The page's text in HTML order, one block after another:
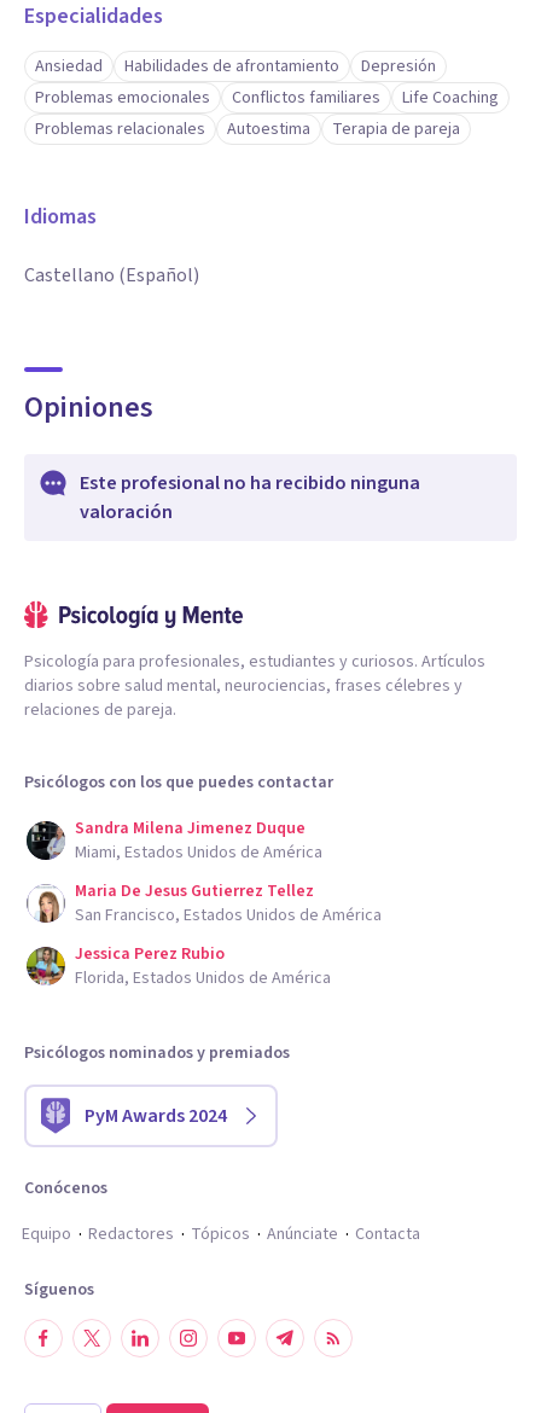
Especialidades
Ansiedad Habilidades de afrontamiento
Depresión
Problemas emocionales
Conflictos familiares
Life Coaching
Problemas relacionales
Autoestima Terapia de pareja
Idiomas
Castellano (Español)
Opiniones
Este profesional no ha recibido ninguna
valoración
Psicología para profesionales, estudiantes y curiosos. Artículos
diarios sobre salud mental, neurociencias, frases célebres y
relaciones de pareja.
Psicólogos con los que puedes contactar
Sandra Milena Jimenez Duque
Miami, Estados Unidos de América
Maria De Jesus Gutierrez Tellez
San Francisco, Estados Unidos de América
Jessica Perez Rubio
Florida, Estados Unidos de América
Psicólogos nominados y premiados
PyM Awards 2024
Conócenos
Equipo
Redactores Tópicos Anúnciate Contacta
Síguenos